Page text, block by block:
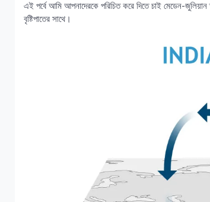
এই পর্বে আমি আপনাদেরকে পরিচিত করে দিতে চাই মেডেন-
বৃষ্টিপাতের সাথে।